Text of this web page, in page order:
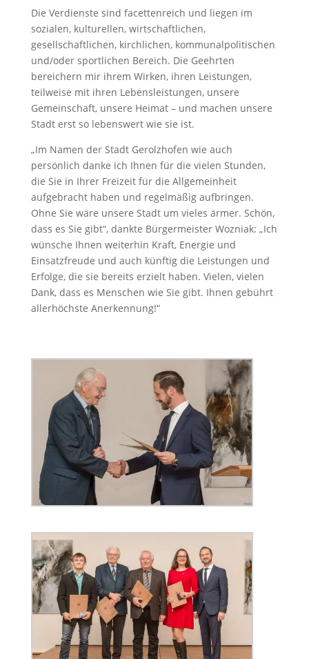
Die Verdienste sind facettenreich und liegen im
sozialen, kulturellen, wirtschaftlichen,
gesellschaftlichen, kirchlichen, kommunalpolitischen
und/oder sportlichen Bereich. Die Geehrten
bereichern mir ihrem Wirken, ihren Leistungen,
teilweise mit ihren Lebensleistungen, unsere
Gemeinschaft, unsere Heimat – und machen unsere
Stadt erst so lebenswert wie sie ist.
„Im Namen der Stadt Gerolzhofen wie auch
persönlich danke ich Ihnen für die vielen Stunden,
die Sie in Ihrer Freizeit für die Allgemeinheit
aufgebracht haben und regelmäßig aufbringen.
Ohne Sie wäre unsere Stadt um vieles ärmer. Schön,
dass es Sie gibt“, dankte Bürgermeister Wozniak: „Ich
wünsche Ihnen weiterhin Kraft, Energie und
Einsatzfreude und auch künftig die Leistungen und
Erfolge, die sie bereits erzielt haben. Vielen, vielen
Dank, dass es Menschen wie Sie gibt. Ihnen gebührt
allerhöchste Anerkennung!“